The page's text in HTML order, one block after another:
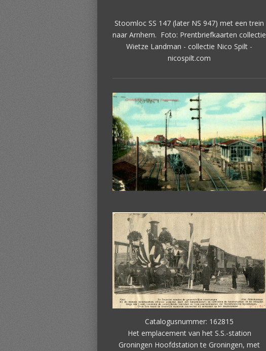
Stoomloc SS 147 (later NS 947) met een trein
naar Arnhem. Foto: Prentbriefkaarten collectie
Wietze Landman - collectie Nico Spilt -
nicospilt.com
Catalogusnummer: 162815
Het emplacement van het S.S.-station
Groningen Hoofdstation te Groningen, met